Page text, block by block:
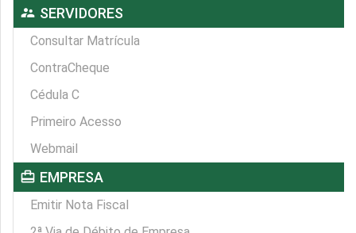
supervisor_account SERVIDORES
Consultar Matrícula
ContraCheque
Cédula C
Primeiro Acesso
Webmail
card_travel EMPRESA
Emitir Nota Fiscal